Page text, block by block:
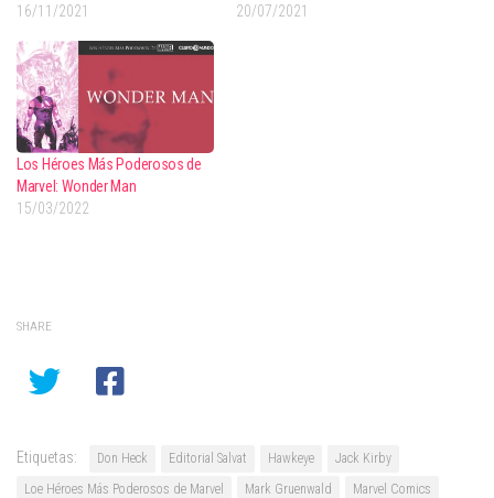
16/11/2021 20/07/2021
Los Héroes Más Poderosos de
Marvel: Wonder Man
15/03/2022
SHARE
Etiquetas: Don Heck Editorial Salvat Hawkeye
Jack Kirby
Loe Héroes Más Poderosos de Marvel
Mark Gruenwald
Marvel Comics